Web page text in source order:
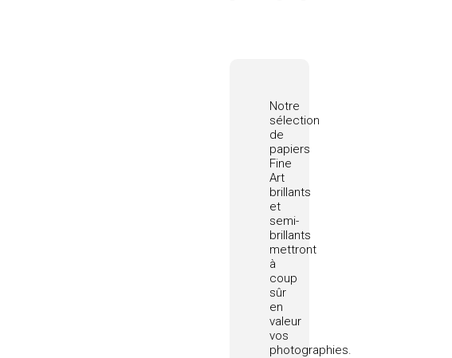
Notre
sélection
de
papiers
Fine
Art
brillants
et
semi-
brillants
mettront
à
coup
sûr
en
valeur
vos
photographies.